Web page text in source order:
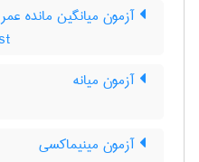
آزمون میانگین مانده عمر
آزمون میانه
آزمون مینیماکسی